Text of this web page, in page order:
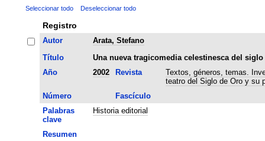
Seleccionar todo Deseleccionar todo
Registro
Autor
Arata, Stefano
Título
Una nueva tragicomedia celestinesca del siglo
Año
2002 Revista
Textos, géneros, temas.
teatro del Siglo de Oro y su
Número
Fascículo
Palabras
clave
Historia editorial
Resumen